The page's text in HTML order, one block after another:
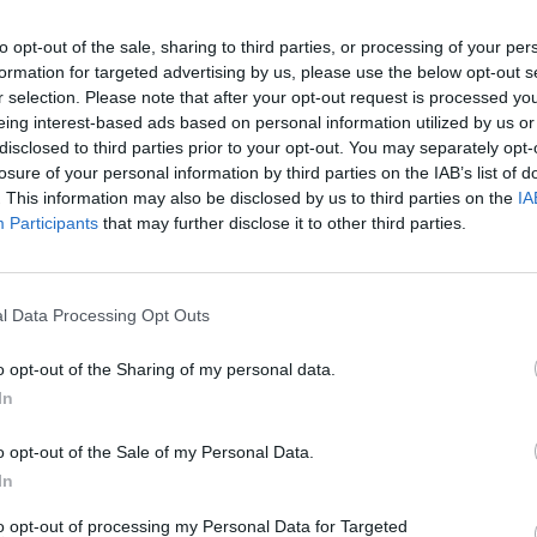
opt-out of the sale, sharing to third parties, or processing of your
for targeted advertising by us, please use the below opt-out
selection. Please note that after your opt-out request is processed
interest-based ads based on personal information utilized by us
to third parties prior to your opt-out. You may separately
of your personal information by third parties on the IAB’s list of
This information may also be disclosed by us to third parties on the
Participants that may further disclose it to other third parties.
Data Processing Opt Outs
opt-out of the Sharing of my personal data.
opt-out of the Sale of my Personal Data.
opt-out of processing my Personal Data for Targeted
με σκλήρυνση κατά πλάκας: Ζητούν
περίθαλψη – Διανύουν 160 χλμ για
γιατρό!
oloygeia.gr αναδεικνύει τις δυσκολίες πρόσβασης
που αντιμετωπίζουν οι ασθενείς στην
ΕΡΕΥΝΑ
παράγοντες ευθύνονται για την
κατά πλάκας